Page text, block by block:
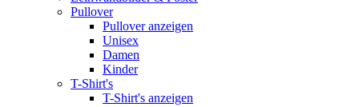
Pullover
Pullover anzeigen
Unisex
Damen
Kinder
T-Shirt's
T-Shirt's anzeigen